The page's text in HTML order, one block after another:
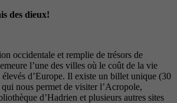
des dieux!
occidentale et remplie de trésors de
l’une des villes où le coût de la vie
d’Europe. Il existe un billet unique (30
nous permet de visiter l’Acropole,
d’Hadrien et plusieurs autres sites